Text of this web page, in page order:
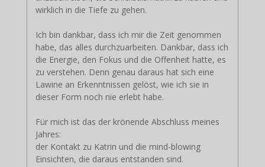
wirklich in die Tiefe zu gehen.
Ich bin dankbar, dass ich mir die Zeit genommen
habe, das alles durchzuarbeiten. Dankbar, dass ich
die Energie, den Fokus und die Offenheit hatte, es
zu verstehen. Denn genau daraus hat sich eine
Lawine an Erkenntnissen gelöst, wie ich sie in
dieser Form noch nie erlebt habe.
Für mich ist das der krönende Abschluss meines
Jahres:
der Kontakt zu Katrin und die mind-blowing
Einsichten, die daraus entstanden sind.